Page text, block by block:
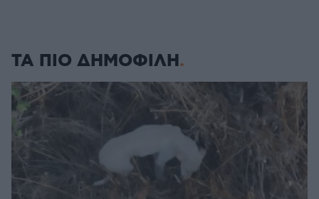
ΤΑ ΠΙΟ ΔΗΜΟΦΙΛΗ